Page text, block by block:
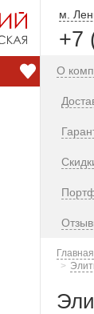
м.
+7
О
Главная